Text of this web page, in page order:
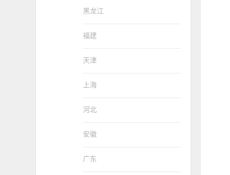
黑龙江
福建
天津
上海
河北
安徽
广东